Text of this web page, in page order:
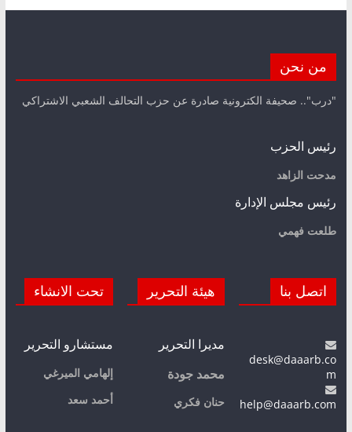
من نحن
"درب".. صحيفة الكترونية صادرة عن حزب التحالف الشعبي الاشتراكي
رئيس الحزب
مدحت الزاهد
رئيس مجلس الإدارة
طلعت فهمي
اتصل بنا
desk@daaarb.co
m
help@daaarb.com
هيئة التحرير
مديرا التحرير
محمد جودة
حنان فكري
تحت الانشاء
مستشارو التحرير
إلهامي الميرغي
أحمد سعد